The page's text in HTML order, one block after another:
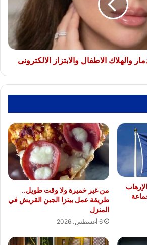
والهلاك الاطفال والابتزاز الالكترونى
من غير خميرة ولا وقت طويل..
طريقة عمل بيتزا الجبن القريش في
المنزل
6 أغسطس، 2026